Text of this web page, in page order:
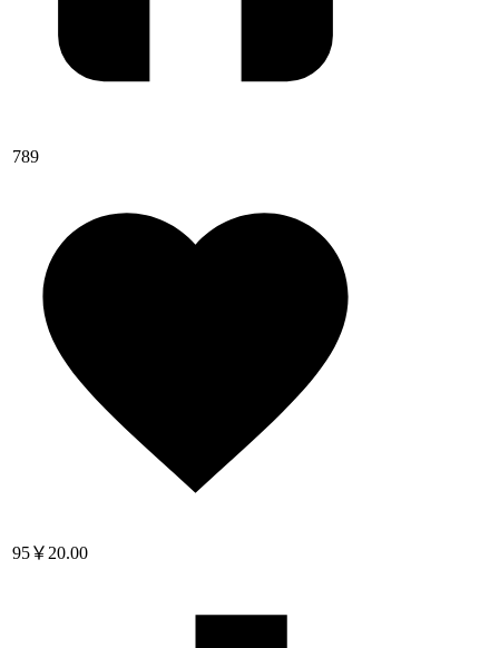
789
95￥20.00